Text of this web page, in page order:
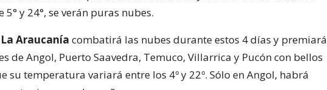
y 24°, se verán puras nubes.
Araucanía combatirá las nubes durante estos 4 días y premiará
de Angol, Puerto Saavedra, Temuco, Villarrica y Pucón con bellos
su temperatura variará entre los 4º y 22º. Sólo en Angol, habrá